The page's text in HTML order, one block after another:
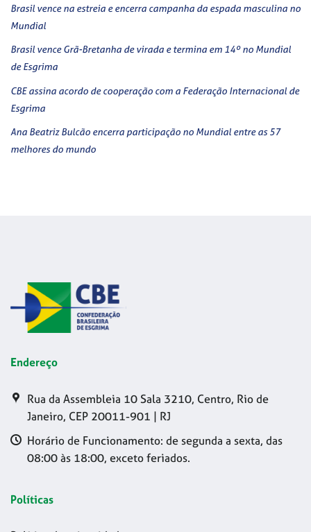
Brasil vence na estreia e encerra campanha da espada masculina no
Mundial
Brasil vence Grã-Bretanha de virada e termina em 14º no Mundial
de Esgrima
CBE assina acordo de cooperação com a Federação Internacional de
Esgrima
Ana Beatriz Bulcão encerra participação no Mundial entre as 57
melhores do mundo
Endereço
Rua da Assembleia 10 Sala 3210, Centro, Rio de
Janeiro, CEP 20011-901 | RJ
Horário de Funcionamento: de segunda a sexta, das
08:00 às 18:00, exceto feriados.
Políticas